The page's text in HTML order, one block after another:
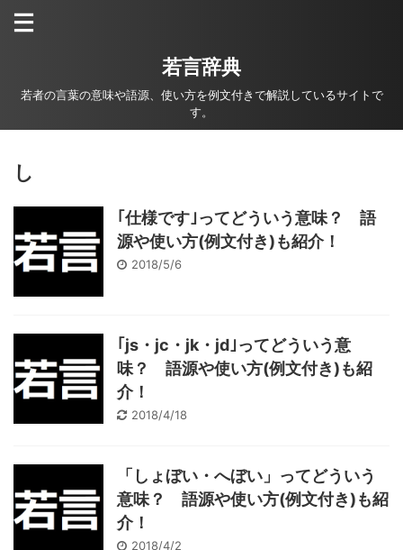
若言辞典
若者の言葉の意味や語源、使い方を例文付きで解説しているサイトで
す。
し
｢仕様です｣ってどういう意味？ 語
源や使い方(例文付き)も紹介！
2018/5/6
｢js・jc・jk・jd｣ってどういう意
味？ 語源や使い方(例文付き)も紹
介！
2018/4/18
「しょぼい・へぼい」ってどういう
意味？ 語源や使い方(例文付き)も紹
介！
2018/4/2